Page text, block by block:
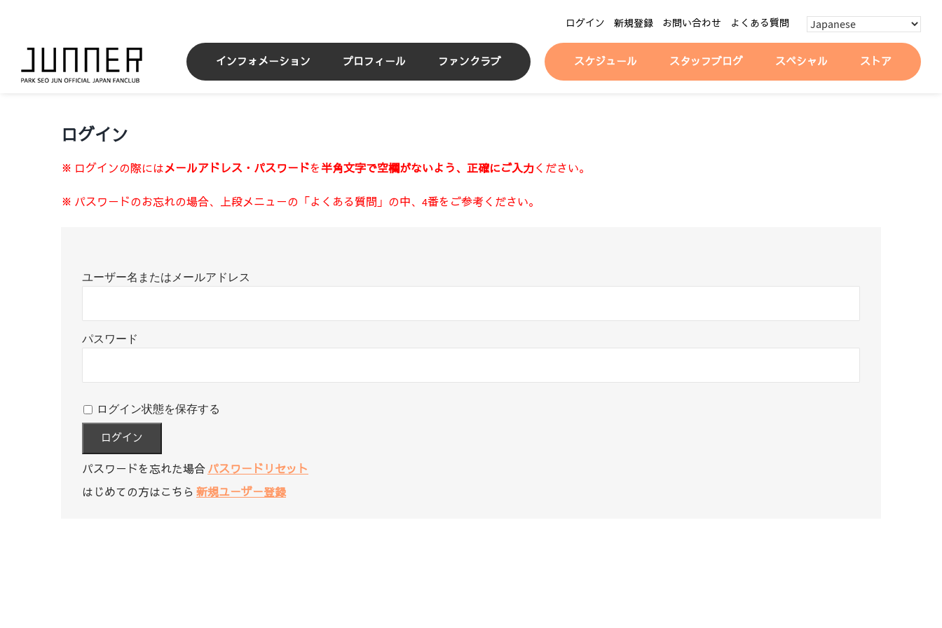
content
ログイン 新規登録 お問い合わせ よくある質問
インフォメーション プロフィール ファンクラブ スケジュール スタッフブログ スペシャル ストア
ログイン
※ ログインの際にはメールアドレス・パスワードを半角文字で空欄がないよう、正確にご入力ください。
※ パスワードのお忘れの場合、上段メニューの「よくある質問」の中、4番をご参考ください。
ユーザー名またはメールアドレス
パスワード
ログイン状態を保存する
パスワードを忘れた場合 パスワードリセット
はじめての方はこちら 新規ユーザー登録